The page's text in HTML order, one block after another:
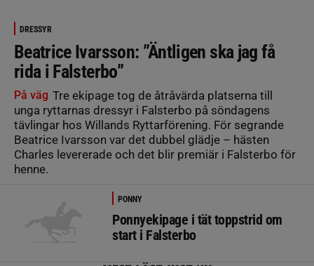
DRESSYR
Beatrice Ivarsson: ”Äntligen ska jag få
rida i Falsterbo”
På väg Tre ekipage tog de åtråvärda platserna till
unga ryttarnas dressyr i Falsterbo på söndagens
tävlingar hos Willands Ryttarförening. För segrande
Beatrice Ivarsson var det dubbel glädje – hästen
Charles levererade och det blir premiär i Falsterbo för
henne.
PONNY
Ponnyekipage i tät toppstrid om
start i Falsterbo